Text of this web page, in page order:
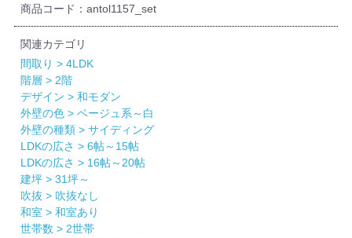
商品コード：antol1157_set
関連カテゴリ
間取り > 4LDK
階層 > 2階
デザイン > 和モダン
外壁の色 > ベージュ系～白
外壁の種類 > サイディング
LDKの広さ > 6帖～15帖
LDKの広さ > 16帖～20帖
建坪 > 31坪～
吹抜 > 吹抜なし
和室 > 和室あり
世帯数 > 2世帯